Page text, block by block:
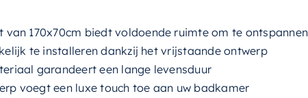
170x70cm biedt voldoende ruimte om te ontspannen
te installeren dankzij het vrijstaande ontwerp
garandeert een lange levensduur
voegt een luxe touch toe aan uw badkamer